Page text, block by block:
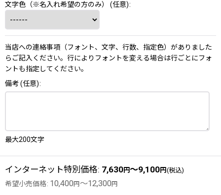
文字色（※名入れ希望の方のみ） (任意):
当店への連絡事項（フォント、文字、行数、指定色）がありました
らご記入ください。行によりフォントを変える場合は行ごとにフォ
ントも指定してください。
備考(任意):
最大200文字
インターネット特別価格: 7,630円～9,100円 (税込)
希望小売価格: 10,400 円 ～12,300 円